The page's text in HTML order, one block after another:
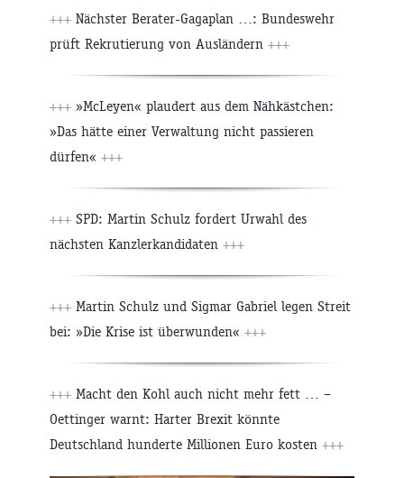
+++ Nächster Berater-Gagaplan …: Bundeswehr
prüft Rekrutierung von Ausländern +++
+++ »McLeyen« plaudert aus dem Nähkästchen:
»Das hätte einer Verwaltung nicht passieren
dürfen« +++
+++ SPD: Martin Schulz fordert Urwahl des
nächsten Kanzlerkandidaten +++
+++ Martin Schulz und Sigmar Gabriel legen Streit
bei: »Die Krise ist überwunden« +++
+++ Macht den Kohl auch nicht mehr fett … –
Oettinger warnt: Harter Brexit könnte
Deutschland hunderte Millionen Euro kosten +++